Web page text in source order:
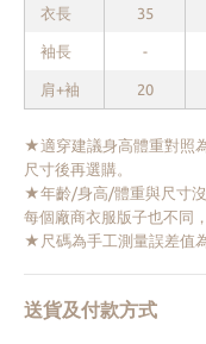
衣長 35
袖長 -
肩+袖 20
★適穿建議身高體重對照
尺寸後再選購。
★年齡/身高/體重與尺寸沒
每個廠商衣服版子也不同
★尺碼為手工測量誤差值
送貨及付款方式